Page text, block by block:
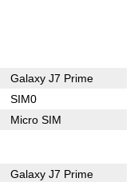
Galaxy J7 Prime
SIM0
Micro SIM
Galaxy J7 Prime